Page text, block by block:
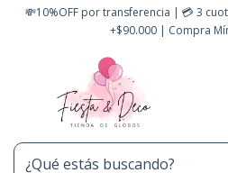
💸10%OFF por transferencia | 💳 3
+$90.000 | Compra